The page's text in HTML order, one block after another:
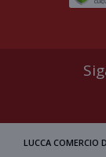
LUCCA COMERCIO